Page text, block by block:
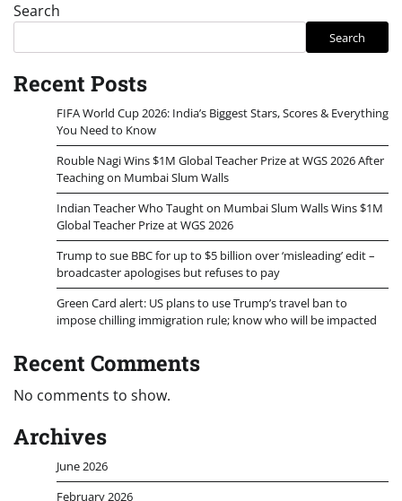
Search
Search
Recent Posts
FIFA World Cup 2026: India’s Biggest Stars, Scores & Everything
You Need to Know
Rouble Nagi Wins $1M Global Teacher Prize at WGS 2026 After
Teaching on Mumbai Slum Walls
Indian Teacher Who Taught on Mumbai Slum Walls Wins $1M
Global Teacher Prize at WGS 2026
Trump to sue BBC for up to $5 billion over ‘misleading’ edit –
broadcaster apologises but refuses to pay
Green Card alert: US plans to use Trump’s travel ban to
impose chilling immigration rule; know who will be impacted
Recent Comments
No comments to show.
Archives
June 2026
February 2026